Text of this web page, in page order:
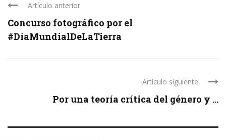
Artículo anterior
Concurso fotográfico por el
#‎DíaMundialDeLaTierra
Artículo siguiente
Por una teoría crítica del género y ...